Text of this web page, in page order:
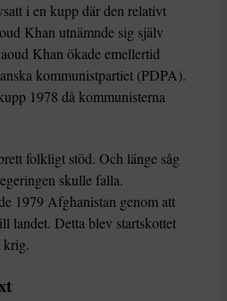
i en kupp där den relativt
Khan utnämnde sig själv
Khan ökade emellertid
kommunistpartiet (PDPA).
1978 då kommunisterna
folkligt stöd. Och länge såg
skulle falla.
1979 Afghanistan genom att
landet. Detta blev startskottet
krig.